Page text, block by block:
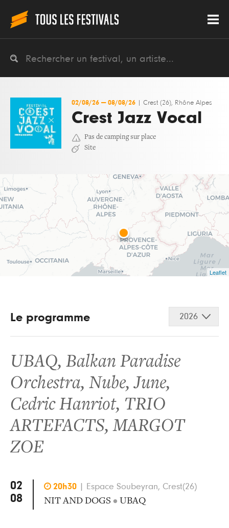
02/08/26 — 08/08/26 Crest (26), Rhône Alpes
Crest Jazz Vocal
Pas de camping sur place
Site
Leaflet
Le programme 2026
UBAQ, Balkan Paradise
Orchestra, Nube,June,
Cedric Hanriot, TRIO
ARTEFACTS,MARGOT
ZOE
02
08
 20h30 Espace Soubeyran, Crest(26)
NIT AND DOGS • UBAQ